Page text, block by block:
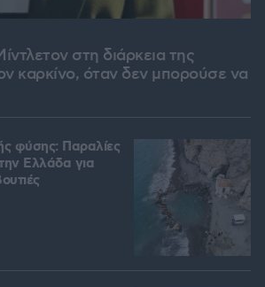
στη διάρκεια της
καρκίνο, όταν δεν μπορούσε να
φύσης: Παραλίες
Ελλάδα για